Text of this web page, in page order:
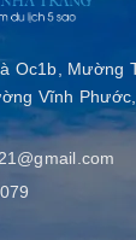
Oc1b, Mường
Vĩnh